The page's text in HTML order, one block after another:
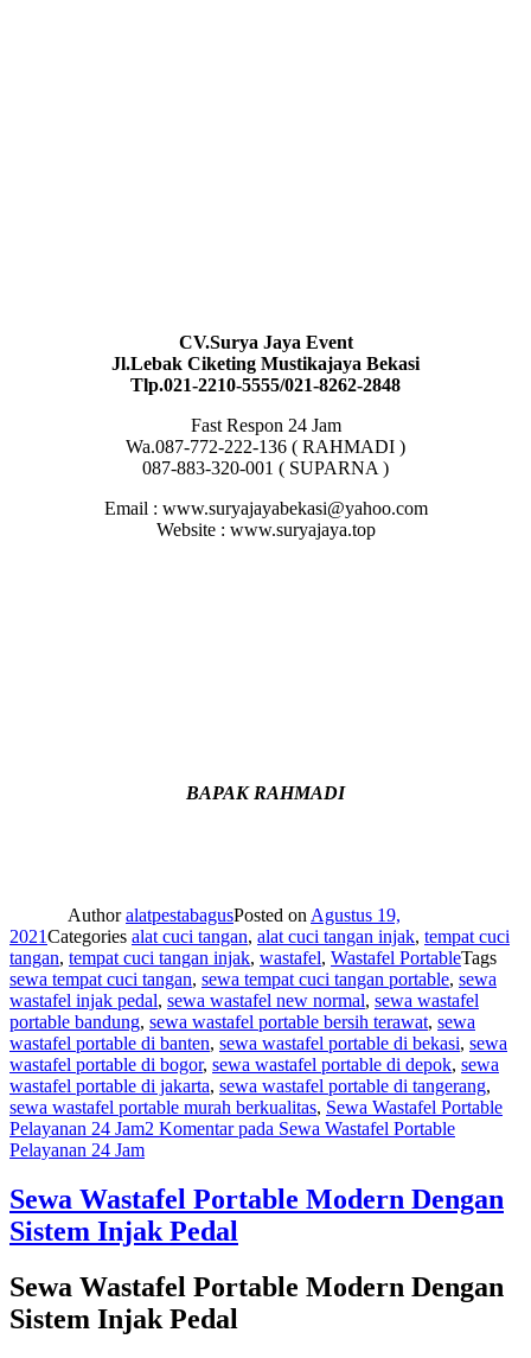
CV.Surya Jaya Event
Jl.Lebak Ciketing Mustikajaya Bekasi
Tlp.021-2210-5555/021-8262-2848
Fast Respon 24 Jam
Wa.087-772-222-136 ( RAHMADI )
087-883-320-001 ( SUPARNA )
Email : www.suryajayabekasi@yahoo.com
Website : www.suryajaya.top
BAPAK RAHMADI
AuthoralatpestabagusPosted on Agustus 19,
2021Categories alat cuci tangan, alat cuci tangan injak, tempat cuci
tangan, tempat cuci tangan injak, wastafel, Wastafel PortableTags
sewa tempat cuci tangan, sewa tempat cuci tangan portable, sewa
wastafel injak pedal, sewa wastafel new normal, sewa wastafel
portable bandung, sewa wastafel portable bersih terawat, sewa
wastafel portable di banten, sewa wastafel portable di bekasi, sewa
wastafel portable di bogor, sewa wastafel portable di depok, sewa
wastafel portable di jakarta, sewa wastafel portable di tangerang,
sewa wastafel portable murah berkualitas, Sewa Wastafel Portable
Pelayanan 24 Jam2 Komentarpada Sewa Wastafel Portable
Pelayanan 24 Jam
Sewa Wastafel Portable Modern Dengan
Sistem Injak Pedal
Sewa Wastafel Portable Modern Dengan
Sistem Injak Pedal